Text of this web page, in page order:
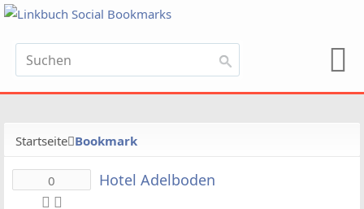
Startseite Bookmark
0 Hotel Adelboden